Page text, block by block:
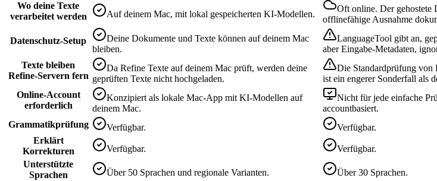
Wo deine Texte
verarbeitet werden
Auf deinem Mac, mit lokal gespeicherten KI-Modellen.
Oft online. Der gehostete
offlinefähige Ausnahme
Datenschutz-Setup
Deine Dokumente und Texte können auf deinem Mac
bleiben.
LanguageTool gibt an,
aber Eingabe-Metadaten,
Texte bleiben
Refine-Servern fern
Da Refine Texte auf deinem Mac prüft, werden deine
geprüften Texte nicht hochgeladen.
Die Standardprüfung von
ist ein engerer Sonderfall als
Online-Account
erforderlich
Konzipiert als lokale Mac-App mit KI-Modellen auf
deinem Mac.
Nicht für jede einfache
accountbasiert.
Grammatikprüfung
Verfügbar.
Verfügbar.
Erklärt
Korrekturen
Verfügbar.
Verfügbar.
Unterstützte
Sprachen
Über 50 Sprachen und regionale Varianten.
Über 30 Sprachen.